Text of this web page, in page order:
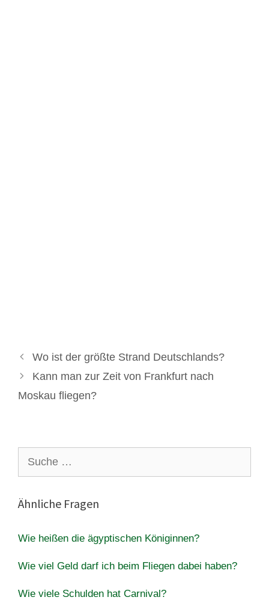
Wo ist der größte Strand Deutschlands?
Kann man zur Zeit von Frankfurt nach
Moskau fliegen?
nach:
Ähnliche Fragen
Wie heißen die ägyptischen Königinnen?
Wie viel Geld darf ich beim Fliegen dabei haben?
Wie viele Schulden hat Carnival?